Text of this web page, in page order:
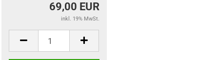
69,00 EUR
inkl. 19% MwSt.